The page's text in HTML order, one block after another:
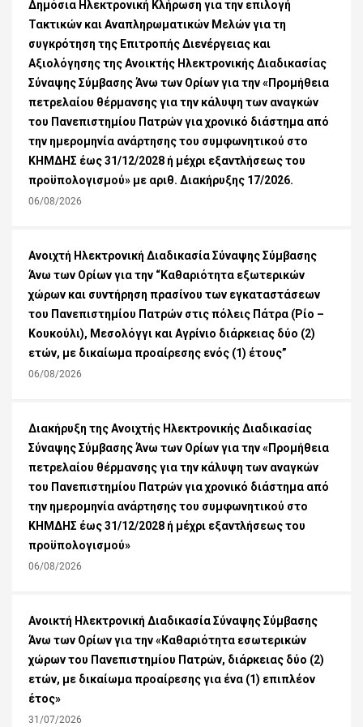
Δημόσια Ηλεκτρονική Κλήρωση για την επιλογή
Τακτικών και Αναπληρωματικών Μελών για τη
συγκρότηση της Επιτροπής Διενέργειας και
Αξιολόγησης της Ανοικτής Ηλεκτρονικής Διαδικασίας
Σύναψης Σύμβασης Άνω των Ορίων για την «Προμήθεια
πετρελαίου θέρμανσης για την κάλυψη των αναγκών
του Πανεπιστημίου Πατρών για χρονικό διάστημα από
την ημερομηνία ανάρτησης του συμφωνητικού στο
ΚΗΜΔΗΣ έως 31/12/2028 ή μέχρι εξαντλήσεως του
προϋπολογισμού» με αριθ. Διακήρυξης 17/2026.
06/08/2026
Ανοιχτή Ηλεκτρονική Διαδικασία Σύναψης Σύμβασης
Άνω των Ορίων για την “Καθαριότητα εξωτερικών
χώρων και συντήρηση πρασίνου των εγκαταστάσεων
του Πανεπιστημίου Πατρών στις πόλεις Πάτρα (Ρίο –
Κουκούλι), Μεσολόγγι και Αγρίνιο διάρκειας δύο (2)
ετών, με δικαίωμα προαίρεσης ενός (1) έτους”
06/08/2026
Διακήρυξη της Ανοιχτής Ηλεκτρονικής Διαδικασίας
Σύναψης Σύμβασης Άνω των Ορίων για την «Προμήθεια
πετρελαίου θέρμανσης για την κάλυψη των αναγκών
του Πανεπιστημίου Πατρών για χρονικό διάστημα από
την ημερομηνία ανάρτησης του συμφωνητικού στο
ΚΗΜΔΗΣ έως 31/12/2028 ή μέχρι εξαντλήσεως του
προϋπολογισμού»
06/08/2026
Ανοικτή Ηλεκτρονική Διαδικασία Σύναψης Σύμβασης
Άνω των Ορίων για την «Καθαριότητα εσωτερικών
χώρων του Πανεπιστημίου Πατρών, διάρκειας δύο (2)
ετών, με δικαίωμα προαίρεσης για ένα (1) επιπλέον
έτος»
31/07/2026